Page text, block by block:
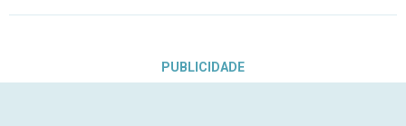
PUBLICIDADE